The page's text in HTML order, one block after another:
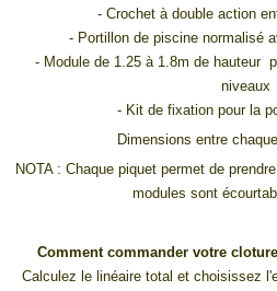
- Crochet à double action
- Portillon de piscine normalisé
- Module de 1.25 à 1.8m de hauteur
niveaux
- Kit de fixation pour la
Dimensions entre
NOTA : Chaque piquet permet de
modules sont
Comment commander votre
Calculez le linéaire total et choisissez